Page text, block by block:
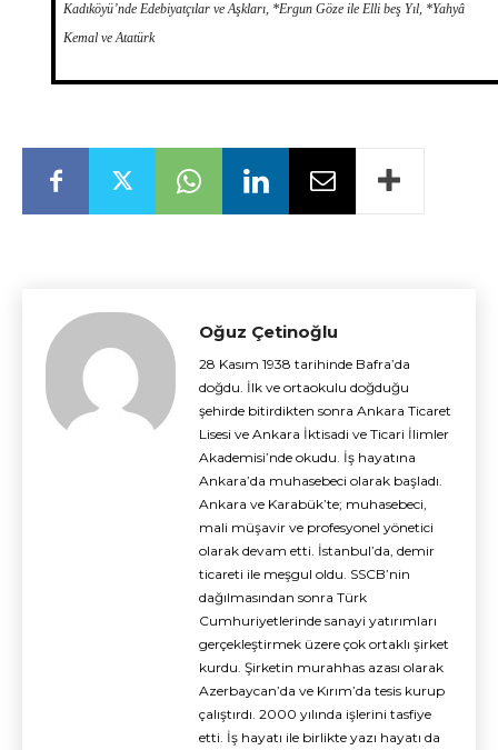
Kadıköyü’nde Edebiyatçılar ve Aşkları, *Ergun Göze ile Elli beş Yıl, *Yahyâ
Kemal ve Atatürk
Oğuz Çetinoğlu
28 Kasım 1938 tarihinde Bafra’da
doğdu. İlk ve ortaokulu doğduğu
şehirde bitirdikten sonra Ankara Ticaret
Lisesi ve Ankara İktisadi ve Ticari İlimler
Akademisi’nde okudu. İş hayatına
Ankara’da muhasebeci olarak başladı.
Ankara ve Karabük’te; muhasebeci,
mali müşavir ve profesyonel yönetici
olarak devam etti. İstanbul’da, demir
ticareti ile meşgul oldu. SSCB’nin
dağılmasından sonra Türk
Cumhuriyetlerinde sanayi yatırımları
gerçekleştirmek üzere çok ortaklı şirket
kurdu. Şirketin murahhas azası olarak
Azerbaycan’da ve Kırım’da tesis kurup
çalıştırdı. 2000 yılında işlerini tasfiye
etti. İş hayatı ile birlikte yazı hayatı da